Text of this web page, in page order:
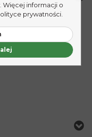
Więcej informacji o
prywatności.